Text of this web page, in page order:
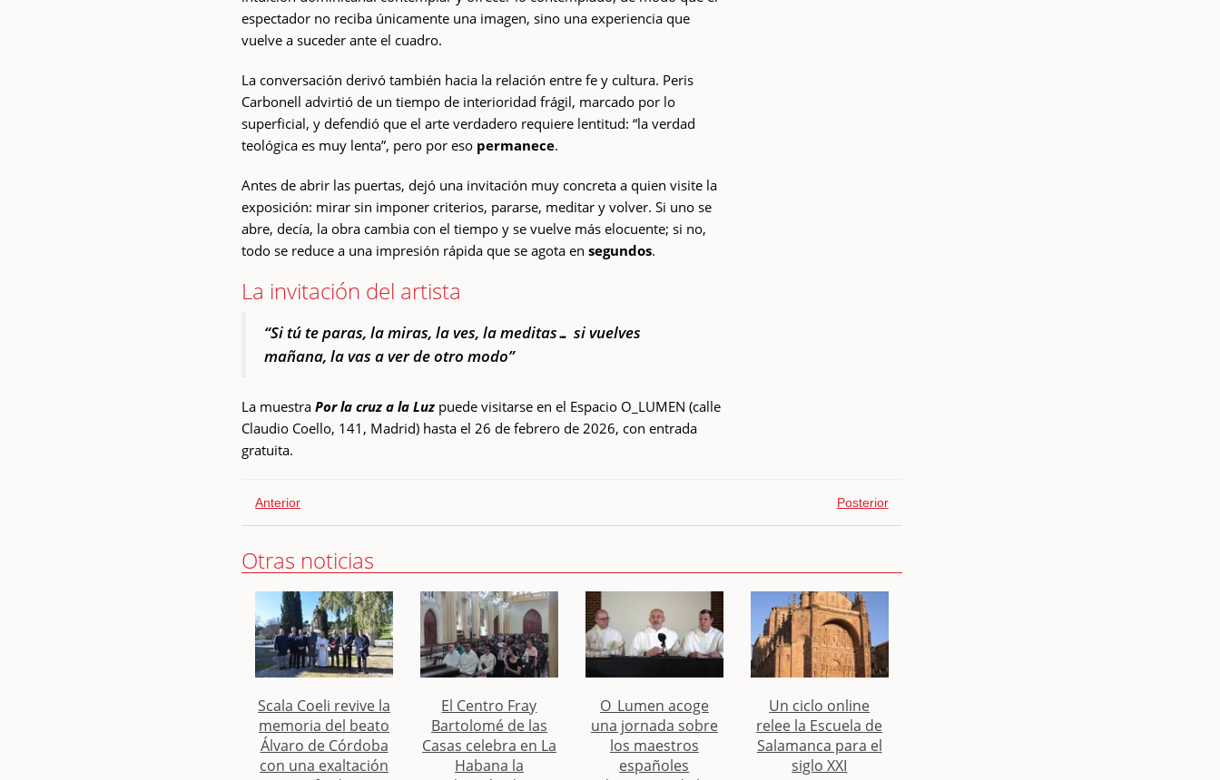
espectador no reciba únicamente una imagen, sino una experiencia que
vuelve a suceder ante el cuadro.
La conversación derivó también hacia la relación entre fe y cultura. Peris
Carbonell advirtió de un tiempo de interioridad frágil, marcado por lo
superficial, y defendió que el arte verdadero requiere lentitud: “la verdad
teológica es muy lenta”, pero por eso permanece.
Antes de abrir las puertas, dejó una invitación muy concreta a quien visite la
exposición: mirar sin imponer criterios, pararse, meditar y volver. Si uno se
abre, decía, la obra cambia con el tiempo y se vuelve más elocuente; si no,
todo se reduce a una impresión rápida que se agota ensegundos.
La invitación del artista
“Si tú te paras, la miras, la ves, la meditas… si vuelves
mañana, la vas a ver de otro modo”
La muestraPor la cruz a la Luz puede visitarse en el Espacio O_LUMEN (calle
Claudio Coello, 141, Madrid) hasta el 26 de febrero de 2026, con entrada
gratuita.
Anterior Posterior
Otras noticias
Scala Coeli revive la
memoria del beato
Álvaro de Córdoba
con una exaltación
El Centro Fray
Bartolomé de las
Casas celebra en La
Habana la
O_Lumen acoge
una jornada sobre
los maestros
españoles
Un ciclo online
relee la Escuela de
Salamanca para el
siglo XXI